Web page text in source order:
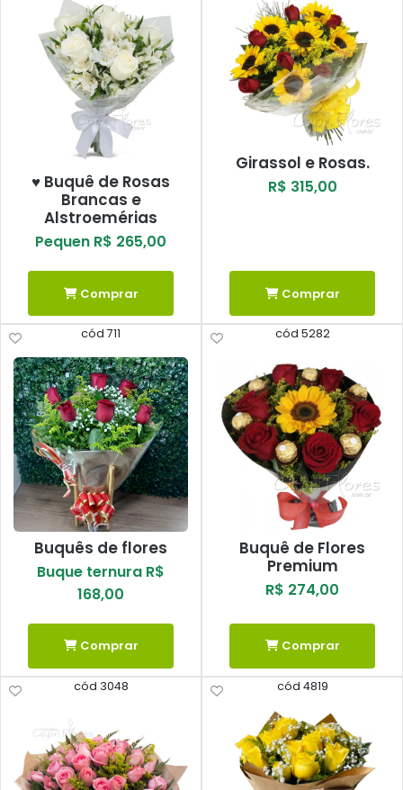
♥ Buquê de Rosas
Brancas e
Alstroemérias
Pequen R$ 265,00
Comprar
Girassol e Rosas.
R$ 315,00
Comprar
cód 711
Buquês de flores
Buque ternura R$
168,00
Comprar
cód 5282
Buquê de Flores
Premium
R$ 274,00
Comprar
cód 3048 cód 4819